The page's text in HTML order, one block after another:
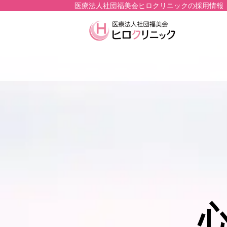
医療法人社団福美会ヒロクリニックの採用情報